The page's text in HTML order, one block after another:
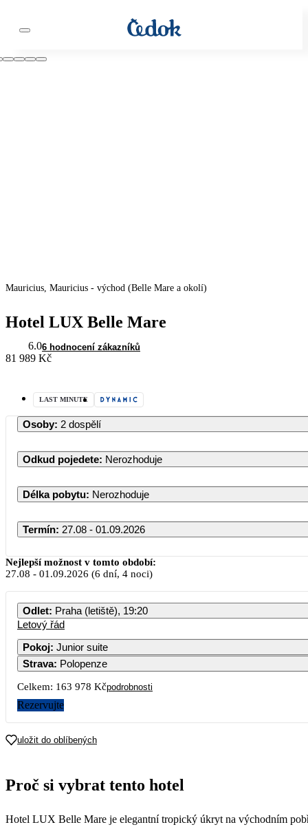
Mauricius, Mauricius - východ (Belle Mare a okolí)
Hotel LUX Belle Mare
6.06 hodnocení zákazníků
81 989 Kč
LAST MINUTE
Osoby: 2 dospělí
Odkud pojedete: Nerozhoduje
Délka pobytu: Nerozhoduje
Termín: 27.08 - 01.09.2026
Srpen 2026
PO ÚT ST ČT PÁ SO
68 309
Nejlepší možnost v tomto období:
27.08 - 01.09.2026 (6 dní, 4 noci)
Odlet: Praha (letiště), 19:20
Letový řád
Pokoj: Junior suite
Strava: Polopenze
Celkem: 163 978 Kčpodrobnosti
Rezervujte
uložit do oblíbených
Proč si vybrat tento hotel
Hotel LUX Belle Mare je elegantní tropický úkryt na východním